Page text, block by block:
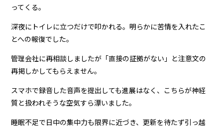
ってくる。
深夜にトイレに立つだけで叩かれる。明らかに苦情を入れたこ
とへの報復でした。
管理会社に再相談しましたが「直接の証拠がない」と注意文の
再掲しかしてもらえません。
スマホで録音した音声を提出しても進展はなく、こちらが神経
質と扱われそうな空気すら漂いました。
睡眠不足で日中の集中力も限界に近づき、更新を待たず引っ越